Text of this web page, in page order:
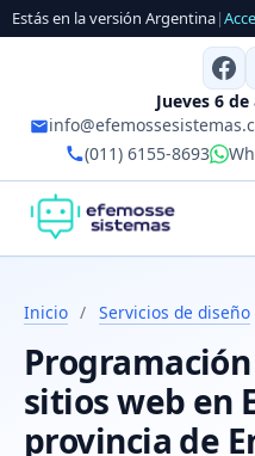
Estás en la versión Argentina|
Jueves 6
(011) 6155-8693
Inicio / Servicios de diseño
sitios web en
provincia de